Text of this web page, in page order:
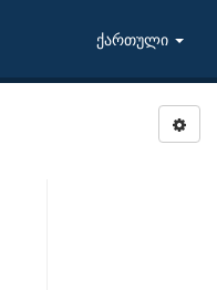
ქართული